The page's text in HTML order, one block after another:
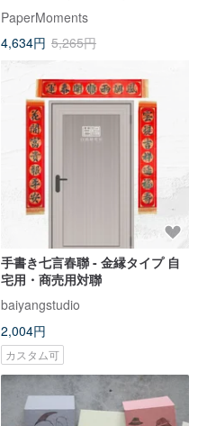
PaperMoments
4,634円 5,265円
手書き七言春聯 - 金縁タイプ 自
宅用・商売用対聯
baiyangstudio
2,004円
カスタム可